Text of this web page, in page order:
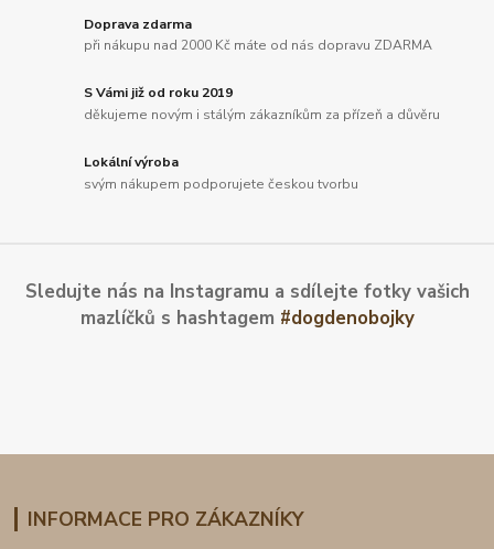
Doprava zdarma
při nákupu nad 2000 Kč máte od nás dopravu ZDARMA
S Vámi již od roku 2019
děkujeme novým i stálým zákazníkům za přízeň a důvěru
Lokální výroba
svým nákupem podporujete českou tvorbu
Sledujte nás na Instagramu a sdílejte fotky vašich
mazlíčků s hashtagem #dogdenobojky
INFORMACE PRO ZÁKAZNÍKY